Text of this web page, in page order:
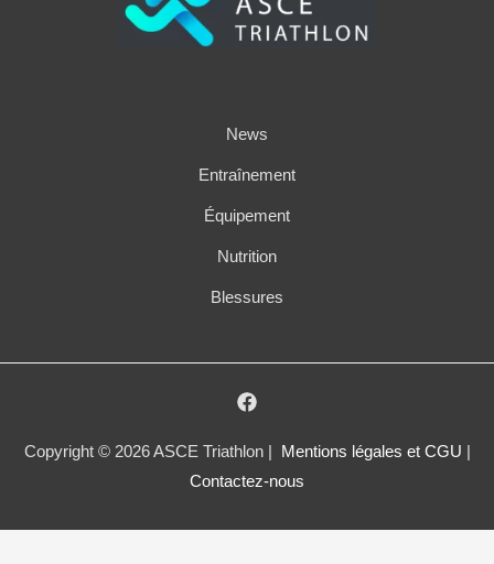
News
Entraînement
Équipement
Nutrition
Blessures
Copyright © 2026 ASCE Triathlon | Mentions légales et CGU
Contactez-nous